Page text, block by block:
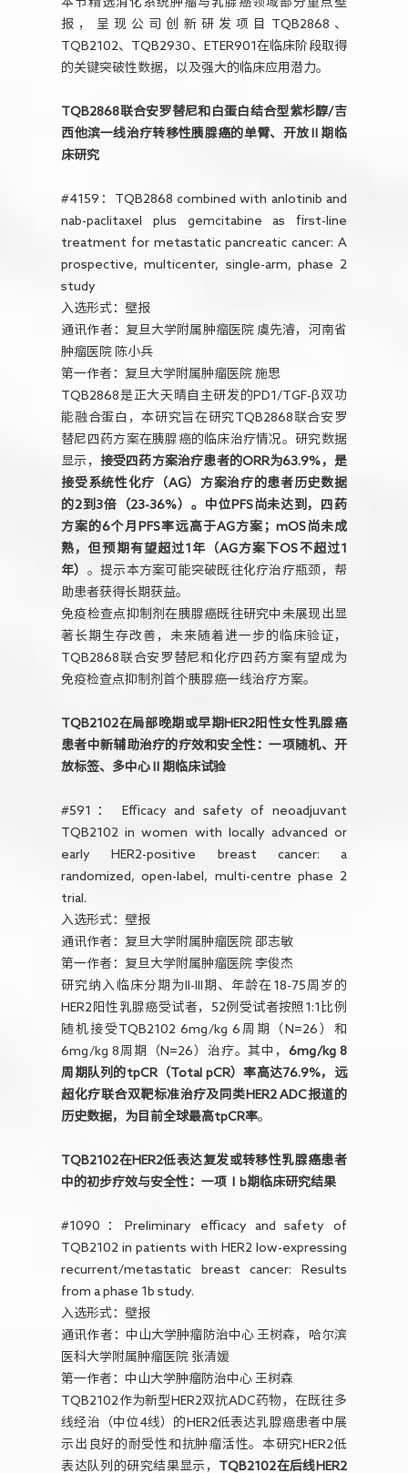
报，呈现公司创新研发项目TQB2868、
TQB2102、TQB2930、ETER901在临床阶段取得
的关键突破性数据，以及强大的临床应用潜力。
TQB2868联合安罗替尼和白蛋白结合型紫杉醇/吉
西他滨一线治疗转移性胰腺癌的单臂、开放Ⅱ期临
床研究
#4159：TQB2868 combined with anlotinib and
nab-paclitaxel plus gemcitabine as first-line
treatment for metastatic pancreatic cancer: A
prospective, multicenter, single-arm, phase 2
study
入选形式：壁报
通讯作者：复旦大学附属肿瘤医院 虞先濬，河南省
肿瘤医院 陈小兵
第一作者：复旦大学附属肿瘤医院 施思
TQB2868是正大天晴自主研发的PD1/TGF-β双功
能融合蛋白，本研究旨在研究TQB2868联合安罗
替尼四药方案在胰腺癌的临床治疗情况。研究数据
显示， 接受四药方案治疗患者的ORR为63.9%，是
接受系统性化疗（AG）方案治疗的患者历史数据
的2到3倍（23-36%） 。中位PFS尚未达到，四药
方案的6个月PFS率远高于AG方案；mOS尚未成
熟，但预期有望超过1年（AG方案下OS不超过1
年） 。提示本方案可能突破既往化疗治疗瓶颈，帮
助患者获得长期获益。
免疫检查点抑制剂在胰腺癌既往研究中未展现出显
著长期生存改善，未来随着进一步的临床验证，
TQB2868联合安罗替尼和化疗四药方案有望成为
免疫检查点抑制剂首个胰腺癌一线治疗方案。
TQB2102在局部晚期或早期HER2阳性女性乳腺癌
患者中新辅助治疗的疗效和安全性：一项随机、开
放标签、多中心Ⅱ期临床试验
#591： Efficacy and safety of neoadjuvant
TQB2102 in women with locally advanced or
early HER2-positive breast cancer: a
randomized, open-label, multi-centre phase 2
trial.
入选形式：壁报
通讯作者：复旦大学附属肿瘤医院 邵志敏
第一作者：复旦大学附属肿瘤医院 李俊杰
研究纳入临床分期为II-III期、年龄在18-75周岁的
HER2阳性乳腺癌受试者，52例受试者按照1:1比例
随机接受TQB2102 6mg/kg 6周期（N=26）和
6mg/kg 8周期（N=26）治疗。其中， 6mg/kg 8
周期队列的tpCR（Total pCR）率高达76.9%，远
超化疗联合双靶标准治疗及同类HER2 ADC报道的
历史数据，为目前全球最高tpCR率。
TQB2102在HER2低表达复发或转移性乳腺癌患者
中的初步疗效与安全性：一项Ⅰb期临床研究结果
#1090：Preliminary efficacy and safety of
TQB2102 in patients with HER2 low-expressing
recurrent/metastatic breast cancer: Results
from a phase 1b study.
入选形式：壁报
通讯作者：中山大学肿瘤防治中心 王树森，哈尔滨
医科大学附属肿瘤医院 张清媛
第一作者：中山大学肿瘤防治中心 王树森
TQB2102作为新型HER2双抗ADC药物，在既往多
线经治（中位4线）的HER2低表达乳腺癌患者中展
示出良好的耐受性和抗肿瘤活性。本研究HER2低
表达队列的研究结果显示， TQB2102在后线HER2